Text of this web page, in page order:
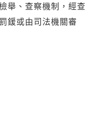
舉、查察機制，經查
鍰或由司法機關審